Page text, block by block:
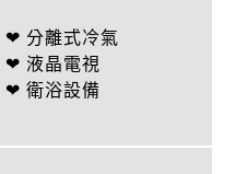
❤ 分離式冷氣
❤ 液晶電視
❤ 衛浴設備